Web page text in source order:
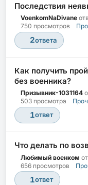
Последствия
VoenkomNaDivane
750 просмотров
2ответа
Как получить
без военника?
Призывник-1031164
503 просмотра
1ответ
Что делать по
Любимый военком
656 просмотров
1ответ